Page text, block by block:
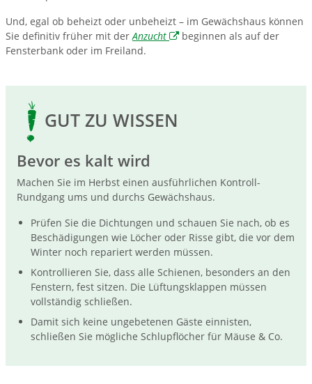
Und, egal ob beheizt oder unbeheizt – im Gewächshaus können
Sie definitiv früher mit der Anzucht
beginnen als auf der
Fensterbank oder im Freiland.
GUT ZU WISSEN
Bevor es kalt wird
Machen Sie im Herbst einen ausführlichen Kontroll-
Rundgang ums und durchs Gewächshaus.
Prüfen Sie die Dichtungen und schauen Sie nach, ob es
Beschädigungen wie Löcher oder Risse gibt, die vor dem
Winter noch repariert werden müssen.
Kontrollieren Sie, dass alle Schienen, besonders an den
Fenstern, fest sitzen. Die Lüftungsklappen müssen
vollständig schließen.
Damit sich keine ungebetenen Gäste einnisten,
schließen Sie mögliche Schlupflöcher für Mäuse & Co.